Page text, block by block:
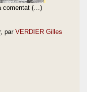
comentat (…)
, par VERDIER Gilles